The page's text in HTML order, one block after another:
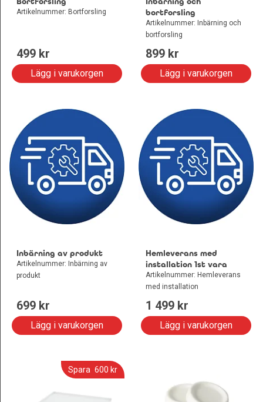
Artikelnummer: Bortforsling
499 kr
Lägg i varukorgen
bortforsling
Artikelnummer: Inbärning och
bortforsling
899 kr
Lägg i varukorgen
Inbärning av produkt
Artikelnummer: Inbärning av
produkt
699 kr
Lägg i varukorgen
Hemleverans med
installation 1st vara
Artikelnummer: Hemleverans
med installation
1 499 kr
Lägg i varukorgen
Spara 600 kr